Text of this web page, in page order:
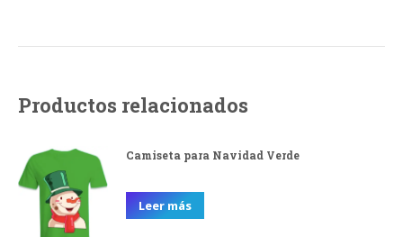
Productos relacionados
Camiseta para Navidad Verde
Leer más